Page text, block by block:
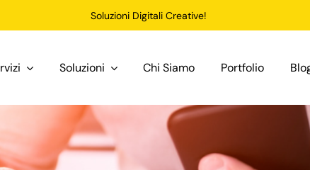
Soluzioni Digitali Creative!
Soluzioni Chi Siamo Portfolio